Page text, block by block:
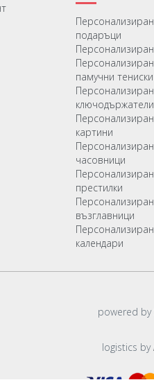
подаръци
памучни тениски
ключодържатели
картини
часовници
престилки
възглавници
календари
powered by
logistics by